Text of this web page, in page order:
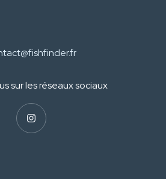
sur les réseaux sociaux